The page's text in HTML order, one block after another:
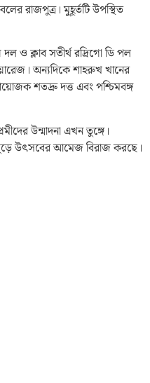
রাজপুত্র। মুহূর্তটি উপস্থিত
ও ক্লাব সতীর্থ রদ্রিগো ডি পল
অন্যদিকে শাহরুখ খানের
শতদ্রু দত্ত এবং পশ্চিমবঙ্গ
উন্মাদনা এখন তুঙ্গে।
উৎসবের আমেজ বিরাজ করছে।